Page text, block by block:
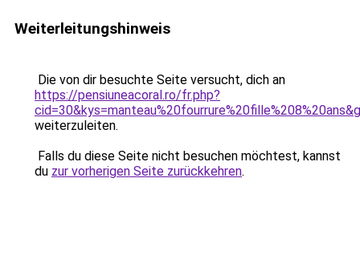
Weiterleitungshinweis
Die von dir besuchte Seite versucht, dich an
https://pensiuneacoral.ro/fr.php?
weiterzuleiten.
Falls du diese Seite nicht besuchen möchtest, kannst
du zur vorherigen Seite zurückkehren.